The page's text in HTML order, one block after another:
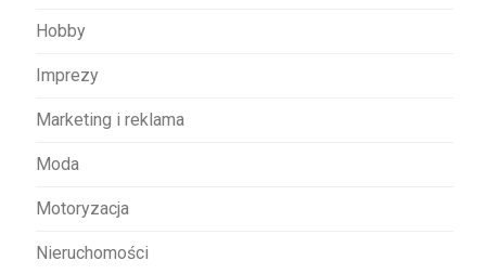
Hobby
Imprezy
Marketing i reklama
Moda
Motoryzacja
Nieruchomości